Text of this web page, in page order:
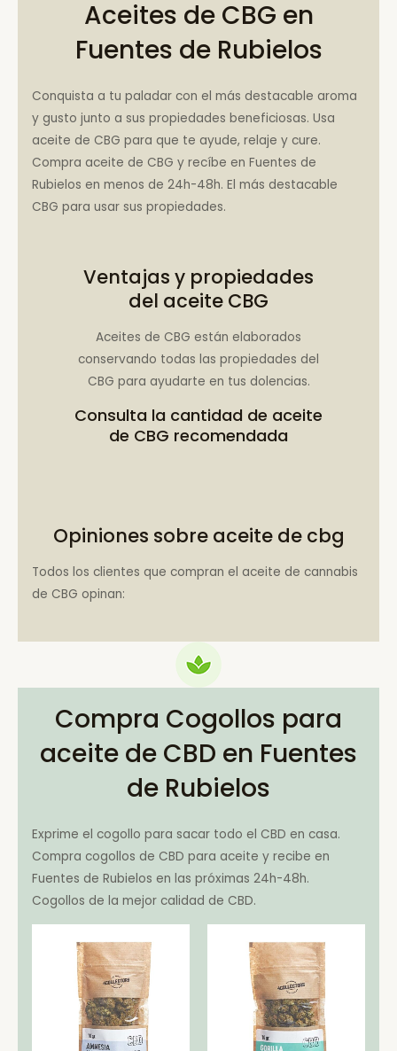
Aceites de CBG en
Fuentes de Rubielos
Conquista a tu paladar con el más destacable aroma
y gusto junto a sus propiedades beneficiosas. Usa
aceite de CBG para que te ayude, relaje y cure.
Compra aceite de CBG y recíbe en Fuentes de
Rubielos en menos de 24h-48h. El más destacable
CBG para usar sus propiedades.
Ventajas y propiedades
del aceite CBG
Aceites de CBG están elaborados
conservando todas las propiedades del
CBG para ayudarte en tus dolencias.
Consulta la cantidad de aceite
de CBG recomendada
Opiniones sobre aceite de cbg
Todos los clientes que compran el aceite de cannabis
de CBG opinan:
Compra Cogollos para
aceite de CBD en Fuentes
de Rubielos
Exprime el cogollo para sacar todo el CBD en casa.
Compra cogollos de CBD para aceite y recibe en
Fuentes de Rubielos en las próximas 24h-48h.
Cogollos de la mejor calidad de CBD.